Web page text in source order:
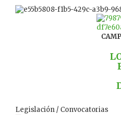
Legislación / Convocatorias